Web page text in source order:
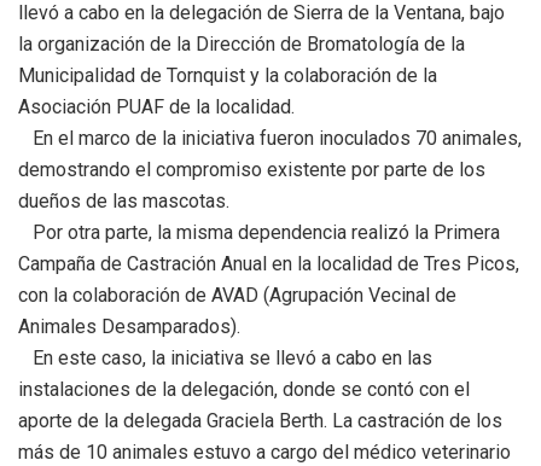
llevó a cabo en la delegación de Sierra de la Ventana, bajo
la organización de la Dirección de Bromatología de la
Municipalidad de Tornquist y la colaboración de la
Asociación PUAF de la localidad.
En el marco de la iniciativa fueron inoculados 70 animales,
demostrando el compromiso existente por parte de los
dueños de las mascotas.
Por otra parte, la misma dependencia realizó la Primera
Campaña de Castración Anual en la localidad de Tres Picos,
con la colaboración de AVAD (Agrupación Vecinal de
Animales Desamparados).
En este caso, la iniciativa se llevó a cabo en las
instalaciones de la delegación, donde se contó con el
aporte de la delegada Graciela Berth. La castración de los
más de 10 animales estuvo a cargo del médico veterinario